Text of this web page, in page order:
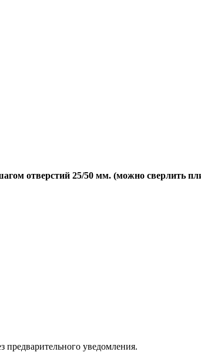
отверстий 25/50 мм. (можно сверлить
уведомления.